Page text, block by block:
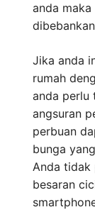
anda
Jika anda
rumah
anda perlu
angsuran
perbuan
bunga
Anda tidak
besaran